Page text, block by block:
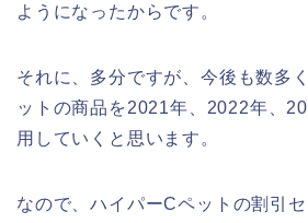
ようになったからです。
それに、多分ですが、今後も数多
ットの商品を2021年、2022年、
用していくと思います。
なので、ハイパーCペットの割引